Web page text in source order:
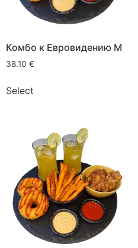
Комбо к Евровидению M
38.10 €
Select